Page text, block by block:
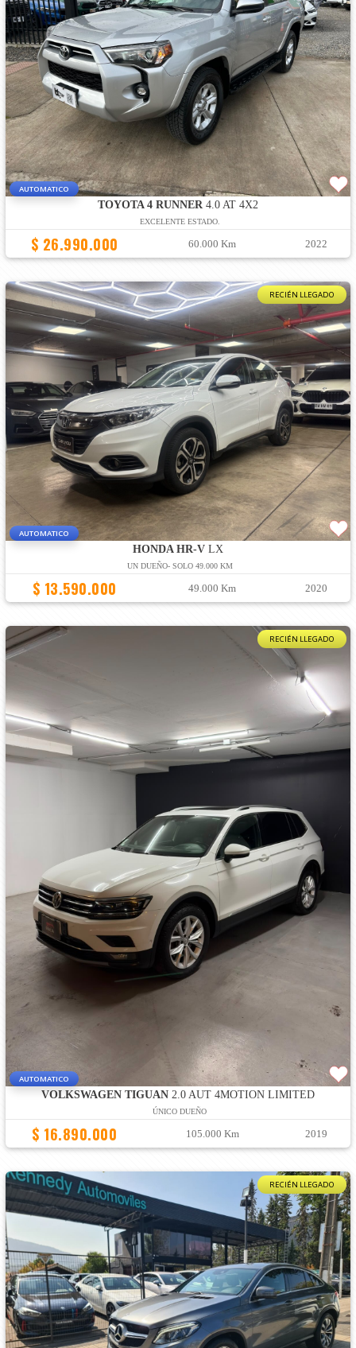
AUTOMATICO
TOYOTA 4 RUNNER 4.0 AT 4X2
EXCELENTE ESTADO.
$ 26.990.000 60.000 Km 2022
RECIÉN LLEGADO
AUTOMATICO
HONDA HR-VLX
UN DUEÑO- SOLO 49.000 KM
$ 13.590.000 49.000 Km 2020
RECIÉN LLEGADO
AUTOMATICO
VOLKSWAGEN TIGUAN2.0 AUT 4MOTION LIMITED
ÚNICO DUEÑO
$ 16.890.000 105.000 Km 2019
RECIÉN LLEGADO